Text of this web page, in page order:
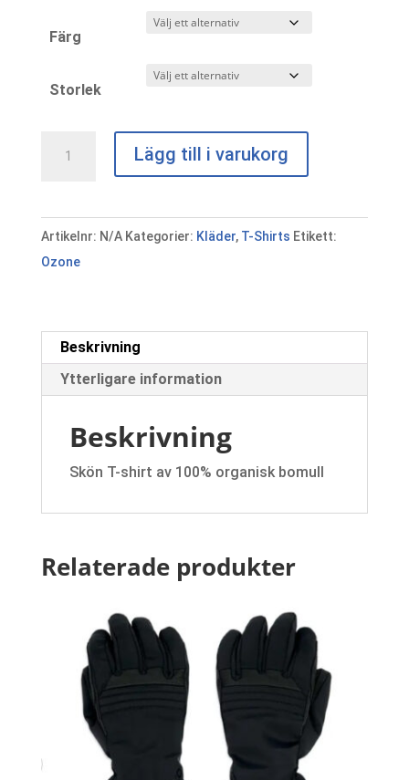
Färg
Storlek
Classic
Ozone
mängd
Lägg till i varukorg
Artikelnr: N/A Kategorier: Kläder, T-Shirts Etikett:
Ozone
Beskrivning
Ytterligare information
Beskrivning
Skön T-shirt av 100% organisk bomull
Relaterade produkter